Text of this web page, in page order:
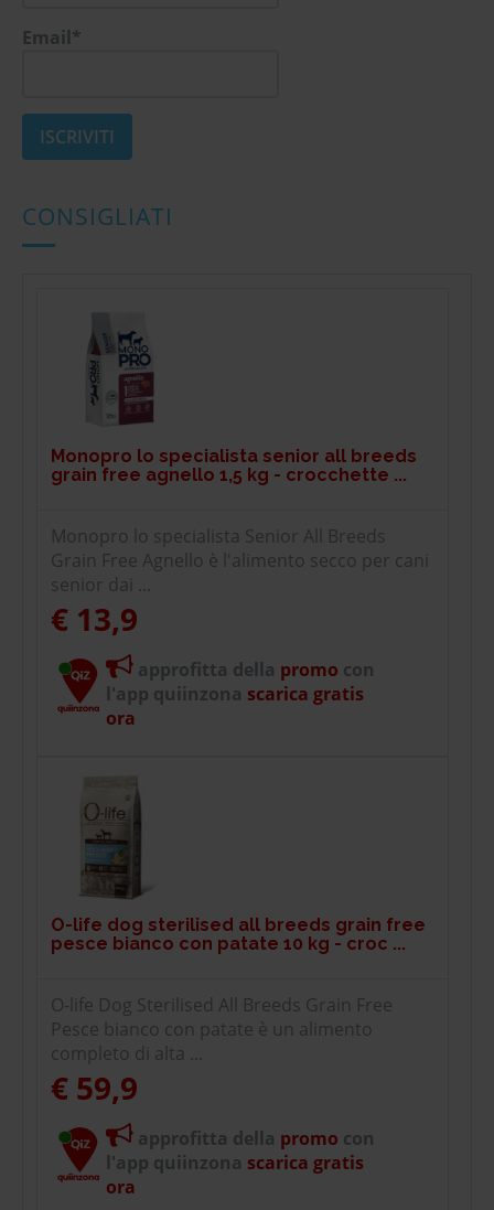
Email*
CONSIGLIATI
Monopro lo specialista senior all breeds
grain free agnello 1,5 kg - crocchette ...
Monopro lo specialista Senior All Breeds
Grain Free Agnello è l'alimento secco per cani
senior dai ...
€ 13,9
approfitta della promo con
l'app quiinzona scarica gratis
ora
O-life dog sterilised all breeds grain free
pesce bianco con patate 10 kg - croc ...
O-life Dog Sterilised All Breeds Grain Free
Pesce bianco con patate è un alimento
completo di alta ...
€ 59,9
approfitta della promo con
l'app quiinzona scarica gratis
ora